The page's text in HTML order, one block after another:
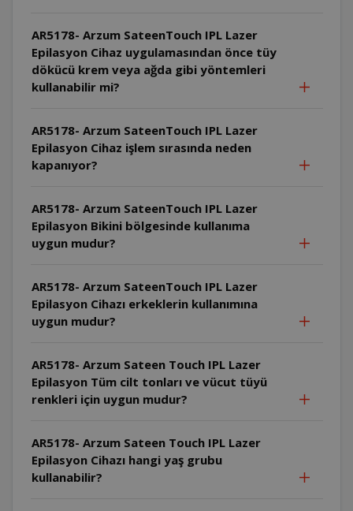
AR5178- Arzum SateenTouch IPL Lazer
Epilasyon Cihaz uygulamasından önce tüy
dökücü krem veya ağda gibi yöntemleri
kullanabilir mi?
AR5178- Arzum SateenTouch IPL Lazer
Epilasyon Cihaz işlem sırasında neden
kapanıyor?
AR5178- Arzum SateenTouch IPL Lazer
Epilasyon Bikini bölgesinde kullanıma
uygun mudur?
AR5178- Arzum SateenTouch IPL Lazer
Epilasyon Cihazı erkeklerin kullanımına
uygun mudur?
AR5178- Arzum Sateen Touch IPL Lazer
Epilasyon Tüm cilt tonları ve vücut tüyü
renkleri için uygun mudur?
AR5178- Arzum Sateen Touch IPL Lazer
Epilasyon Cihazı hangi yaş grubu
kullanabilir?